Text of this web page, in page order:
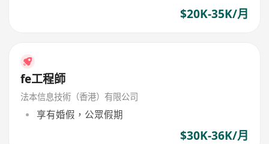
$20K-35K/月
fe工程師
法本信息技術（香港）有限公司
享有婚假，公眾假期
$30K-36K/月